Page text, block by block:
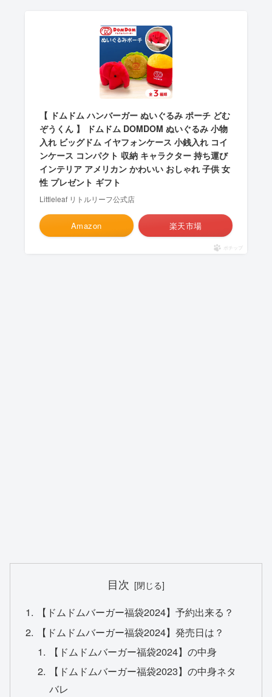
【 ドムドム ハンバーガー ぬいぐるみ ポーチ どむ
ぞうくん 】 ドムドム DOMDOM ぬいぐるみ 小物
入れ ビッグドム イヤフォンケース 小銭入れ コイ
ンケース コンパクト 収納 キャラクター 持ち運び
インテリア アメリカン かわいい おしゃれ 子供 女
性 プレゼント ギフト
Littleleaf リトルリーフ公式店
Amazon 楽天市場
ポチップ
目次
【ドムドムバーガー福袋2024】予約出来る？
【ドムドムバーガー福袋2024】発売日は？
【ドムドムバーガー福袋2024】の中身
【ドムドムバーガー福袋2023】の中身ネタ
バレ